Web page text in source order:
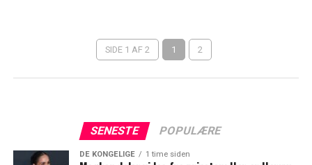
SIDE 1 AF 2 1 2
SENESTE POPULÆRE
DE KONGELIGE 1 time siden